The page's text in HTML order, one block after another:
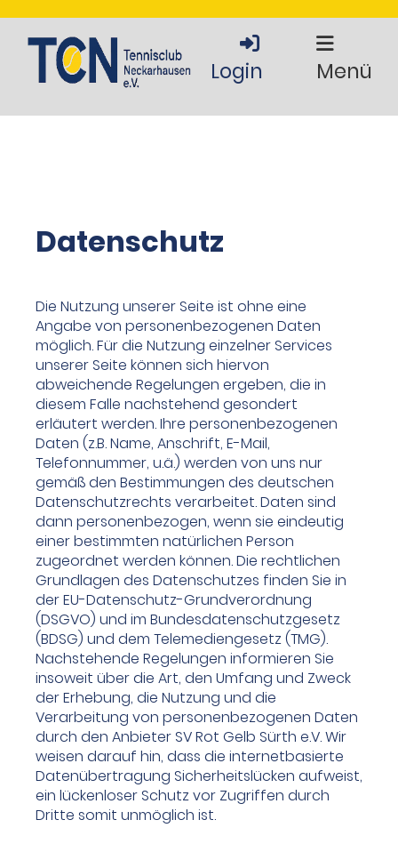
Login Menü
Datenschutz
Die Nutzung unserer Seite ist ohne eine
Angabe von personenbezogenen Daten
möglich. Für die Nutzung einzelner Services
unserer Seite können sich hiervon
abweichende Regelungen ergeben, die in
diesem Falle nachstehend gesondert
erläutert werden. Ihre personenbezogenen
Daten (z.B. Name, Anschrift, E-Mail,
Telefonnummer, u.ä.) werden von uns nur
gemäß den Bestimmungen des deutschen
Datenschutzrechts verarbeitet. Daten sind
dann personenbezogen, wenn sie eindeutig
einer bestimmten natürlichen Person
zugeordnet werden können. Die rechtlichen
Grundlagen des Datenschutzes finden Sie in
der EU-Datenschutz-Grundverordnung
(DSGVO) und im Bundesdatenschutzgesetz
(BDSG) und dem Telemediengesetz (TMG).
Nachstehende Regelungen informieren Sie
insoweit über die Art, den Umfang und Zweck
der Erhebung, die Nutzung und die
Verarbeitung von personenbezogenen Daten
durch den Anbieter SV Rot Gelb Sürth e.V. Wir
weisen darauf hin, dass die internetbasierte
Datenübertragung Sicherheitslücken aufweist,
ein lückenloser Schutz vor Zugriffen durch
Dritte somit unmöglich ist.